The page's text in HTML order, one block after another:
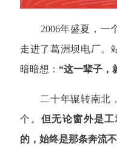
2006年盛夏，一
走进了葛洲坝电厂。
暗暗想：“这一辈子，
二十年辗转南北
个。但无论窗外是
的，始终是那条奔流不